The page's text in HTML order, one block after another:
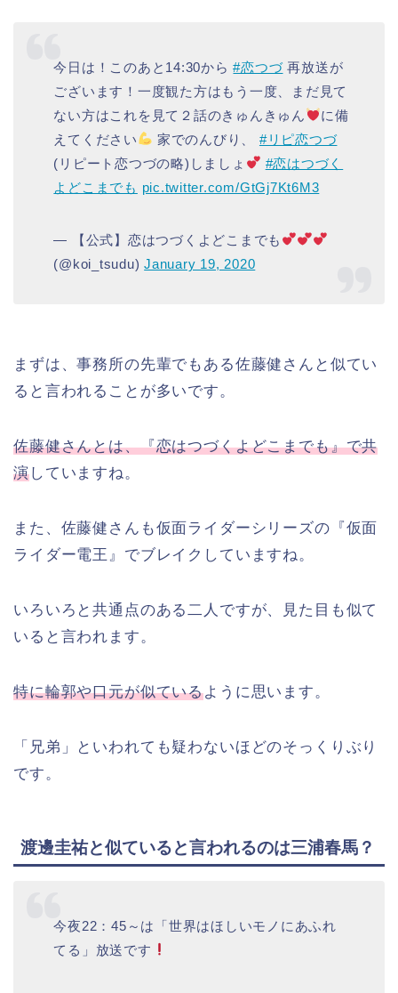
今日は！このあと14:30から#恋つづ再放送が
ございます！一度観た方はもう一度、まだ見て
ない方はこれを見て２話のきゅんきゅん
に備
えてください
家でのんびり、 #リピ恋つづ
(リピート恋つづの略)しましょ
#恋はつづく
よどこまでも pic.twitter.com/GtGj7Kt6M3
— 【公式】恋はつづくよどこまでも
(@koi_tsudu)January 19, 2020
まずは、事務所の先輩でもある佐藤健さんと似てい
ると言われることが多いです。
佐藤健さんとは、『恋はつづくよどこまでも』で共
演していますね。
また、佐藤健さんも仮面ライダーシリーズの『仮面
ライダー電王』でブレイクしていますね。
いろいろと共通点のある二人ですが、見た目も似て
いると言われます。
特に輪郭や口元が似ているように思います。
「兄弟」といわれても疑わないほどのそっくりぶり
です。
渡邊圭祐と似ていると言われるのは三浦春馬？
今夜22：45～は「世界はほしいモノにあふれ
てる」放送です